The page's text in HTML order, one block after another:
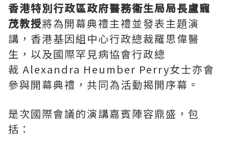
香港特別行政區政府醫務衞生局局長盧寵
茂教授將為開幕典禮主禮並發表主題演
講，香港基因組中心行政總裁羅思偉醫
生，以及國際罕見病協會行政總
裁 Alexandra Heumber Perry女士亦會
參與開幕典禮，共同為活動揭開序幕。
是次國際會議的演講嘉賓陣容鼎盛，包
括：